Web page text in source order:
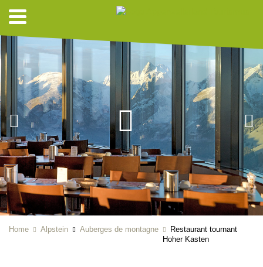
Home Alpstein Auberges de montagne
Restaurant tournant
Hoher Kasten